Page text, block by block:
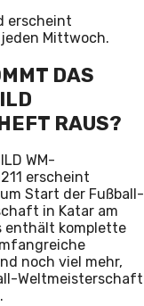
erscheint
Mittwoch.
DAS
RAUS?
WM-
erscheint
Start der Fußball-
in Katar am
enthält komplette
noch viel mehr,
Weltmeisterschaft